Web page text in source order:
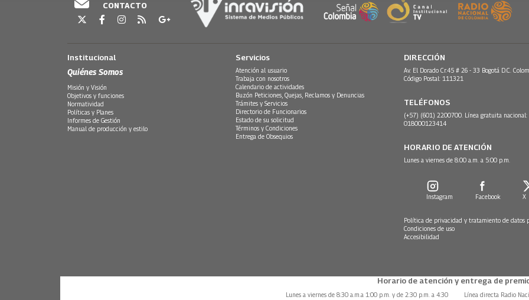
CONTACTO
Institucional
Quiénes Somos
Misión y Visión
Objetivos y funciones
Normatividad
Políticas y Planes
Informes de Gestión
Manual de producción y estilo
Servicios
Atención al usuario
Trabaja con nosotros
Calendario de actividades
Buzón Peticiones, Quejas, Reclamos y Denuncias
Trámites y Servicios
Directorio de Funcionarios
Estado de su solicitud
Términos y Condiciones
Entrega de Obsequios
DIRECCIÓN
Av. El Dorado Cr.45 # 26 - 33 Bogotá D.C.
Código Postal: 111321
TELÉFONOS
(+57) (601) 2200700. Línea gratuita nacional:
018000123414
HORARIO DE ATENCIÓN
Lunes a viernes de 8:00 a.m. a 5:00 p.m.
Instagram Facebook X
Política de privacidad y tratamiento de datos
Condiciones de uso
Accesibilidad
Horario de atención y entrega de
Lunes a viernes de 8:30 a.m.a 1:00 p.m. y de 2:30 p.m. a 4:30
Línea directa Radio